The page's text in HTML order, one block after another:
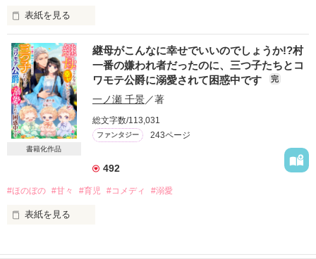
いた。もう二度と会うこともない少女だ。しかし、あれほど心
を揺さぶる出会は十二年が経った今もない。
『彼女との出会いがあって、今の俺がある。俺は、彼女に誇れ
る男になれているだろうか──。』
＊＊＊
という重々しい導入を裏切り、実態は『野獣皇帝が新妻を目に
入れても痛くないほど可愛がって大切にする溺愛のお話』です
表紙を見る
和平の条件として隣国へ嫁がされた
カザル公国の公女イレーナ
冷酷非道と有名なドレグラン帝国皇帝の側妃となる
どんな仕打ちも覚悟の上で挑んだ夜
るのだった
え？　ただの子作りですよね？
書籍化作品
継母がこんなに幸せでいいのでしょうか!?村
一番の嫌われ者だったのに、三つ子たちとコ
ワモテ公爵に溺愛されて困惑中です
完
一ノ瀬 千景／著
総文字数/113,031
ファンタジー 243ページ
492
#ほのぼの #甘々 #育児 #コメディ #溺愛
表紙を見る
公爵夫人へと華麗なる転身！？